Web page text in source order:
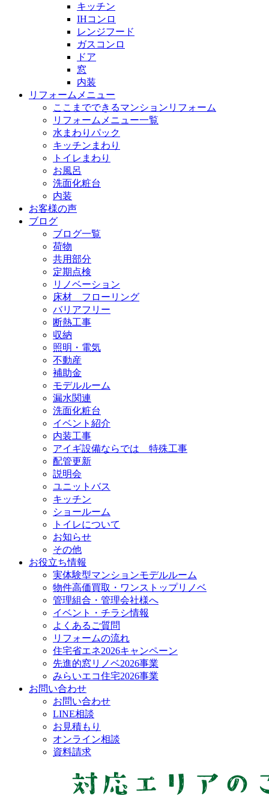
キッチン
IHコンロ
レンジフード
ガスコンロ
ドア
窓
内装
リフォームメニュー
ここまでできるマンションリフォーム
リフォームメニュー一覧
水まわりパック
キッチンまわり
トイレまわり
お風呂
洗面化粧台
内装
お客様の声
ブログ
ブログ一覧
荷物
共用部分
定期点検
リノベーション
床材 フローリング
バリアフリー
断熱工事
収納
照明・電気
不動産
補助金
モデルルーム
漏水関連
洗面化粧台
イベント紹介
内装工事
アイギ設備ならでは 特殊工事
配管更新
説明会
ユニットバス
キッチン
ショールーム
トイレについて
お知らせ
その他
お役立ち情報
実体験型マンションモデルルーム
物件高価買取・ワンストップリノベ
管理組合・管理会社様へ
イベント・チラシ情報
よくあるご質問
リフォームの流れ
住宅省エネ2026キャンペーン
先進的窓リノベ2026事業
みらいエコ住宅2026事業
お問い合わせ
お問い合わせ
LINE相談
お見積もり
オンライン相談
資料請求